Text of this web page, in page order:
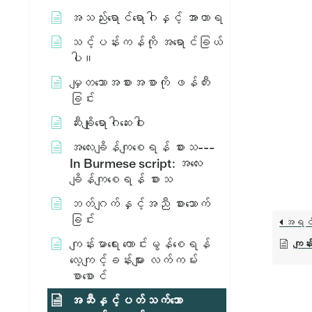
အသည်းရောင်ရောဂါနှင့် အာဟာရ
သင့်ပန်းကန်ကို အရောင်ခြယ်
ပါ။
မျှတသောအစားအစာကို ဖန်တီး
ခြင်း
ဆီးချိုရောဂါဆေးဝါး
အ​လေး​ချိန်​ကျ​စေ​ရန်​ စား​သ​ ---
In Burmese script: အ​လေး​
ချိန်​ကျ​စေ​ရန်​ စား​သ​
ဘတ်ဂျက်နှင့်အညီ စားသောက်
ခြင်း
ကျန်းမာရေး ကောင်းမွန်စေရန်
လေ့ကျင့်ခန်းများ လက်ကမ်း
စာစောင်
အဆီနှင့်ပတ်သက်သော
အရ
ကျန်